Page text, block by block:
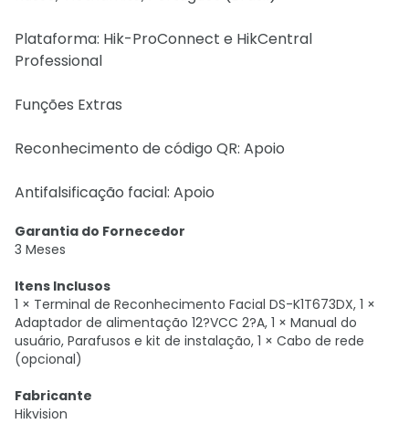
Plataforma: Hik-ProConnect e HikCentral
Professional
Funções Extras
Reconhecimento de código QR: Apoio
Antifalsificação facial: Apoio
Garantia do Fornecedor
3 Meses
Itens Inclusos
1 × Terminal de Reconhecimento Facial DS-K1T673DX, 1 ×
Adaptador de alimentação 12?VCC 2?A, 1 × Manual do
usuário, Parafusos e kit de instalação, 1 × Cabo de rede
(opcional)
Fabricante
Hikvision